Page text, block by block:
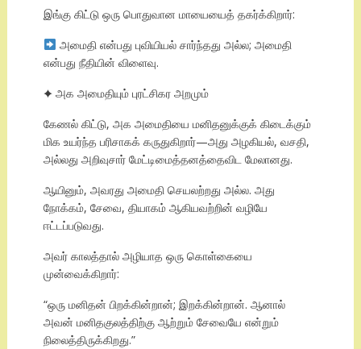
இங்கு கிட்டு ஒரு பொதுவான மாயையைத் தகர்க்கிறார்:
அமைதி என்பது புவியியல் சார்ந்தது அல்ல; அமைதி
என்பது நீதியின் விளைவு.
✦ அக அமைதியும் புரட்சிகர அறமும்
கேணல் கிட்டு, அக அமைதியை மனிதனுக்குக் கிடைக்கும்
மிக உயர்ந்த பரிசாகக் கருதுகிறார்—அது அழகியல், வசதி,
அல்லது அறிவுசார் மேட்டிமைத்தனத்தைவிட மேலானது.
ஆயினும், அவரது அமைதி செயலற்றது அல்ல. அது
நோக்கம், சேவை, தியாகம் ஆகியவற்றின் வழியே
ஈட்டப்படுவது.
அவர் காலத்தால் அழியாத ஒரு கொள்கையை
முன்வைக்கிறார்:
“ஒரு மனிதன் பிறக்கின்றான்; இறக்கின்றான். ஆனால்
அவன் மனிதகுலத்திற்கு ஆற்றும் சேவையே என்றும்
நிலைத்திருக்கிறது.”